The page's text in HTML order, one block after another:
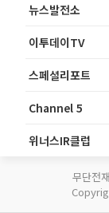
뉴스발전소
이투데이TV
스페셜리포트
Channel 5
위너스IR클럽
무단전